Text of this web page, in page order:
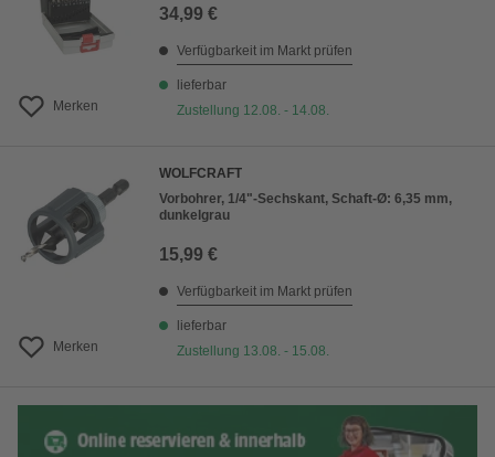
Merken
34,99 €
Verfügbarkeit im Markt prüfen
lieferbar
Zustellung 12.08. - 14.08.
Merken
WOLFCRAFT
Vorbohrer, 1/4"-Sechskant, Schaft-Ø: 6,35 mm,
dunkelgrau
15,99 €
Verfügbarkeit im Markt prüfen
lieferbar
Zustellung 13.08. - 15.08.